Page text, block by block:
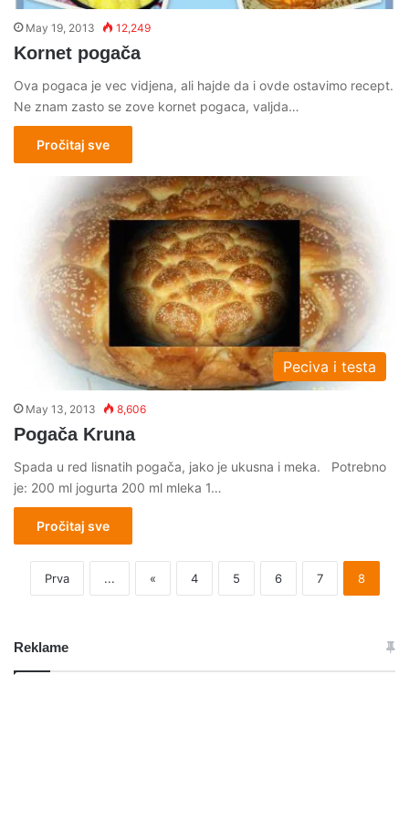
May 19, 2013 12,249
Kornet pogača
Ova pogaca je vec vidjena, ali hajde da i ovde ostavimo recept.
Ne znam zasto se zove kornet pogaca, valjda…
Pročitaj sve
Peciva i testa
May 13, 2013 8,606
Pogača Kruna
Spada u red lisnatih pogača, jako je ukusna i meka. Potrebno
je: 200 ml jogurta 200 ml mleka 1…
Pročitaj sve
Prva ... « 4 5 6 7 8
Reklame